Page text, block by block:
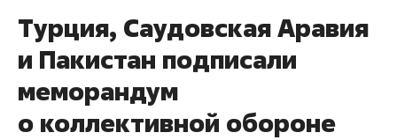
Турция, Саудовская Аравия
и Пакистан подписали
меморандум
о коллективной обороне